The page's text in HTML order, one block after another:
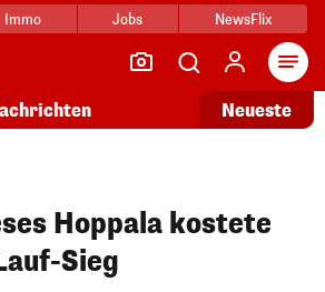
Immo Jobs NewsFlix
Neueste
Hoppala kostete
Sieg